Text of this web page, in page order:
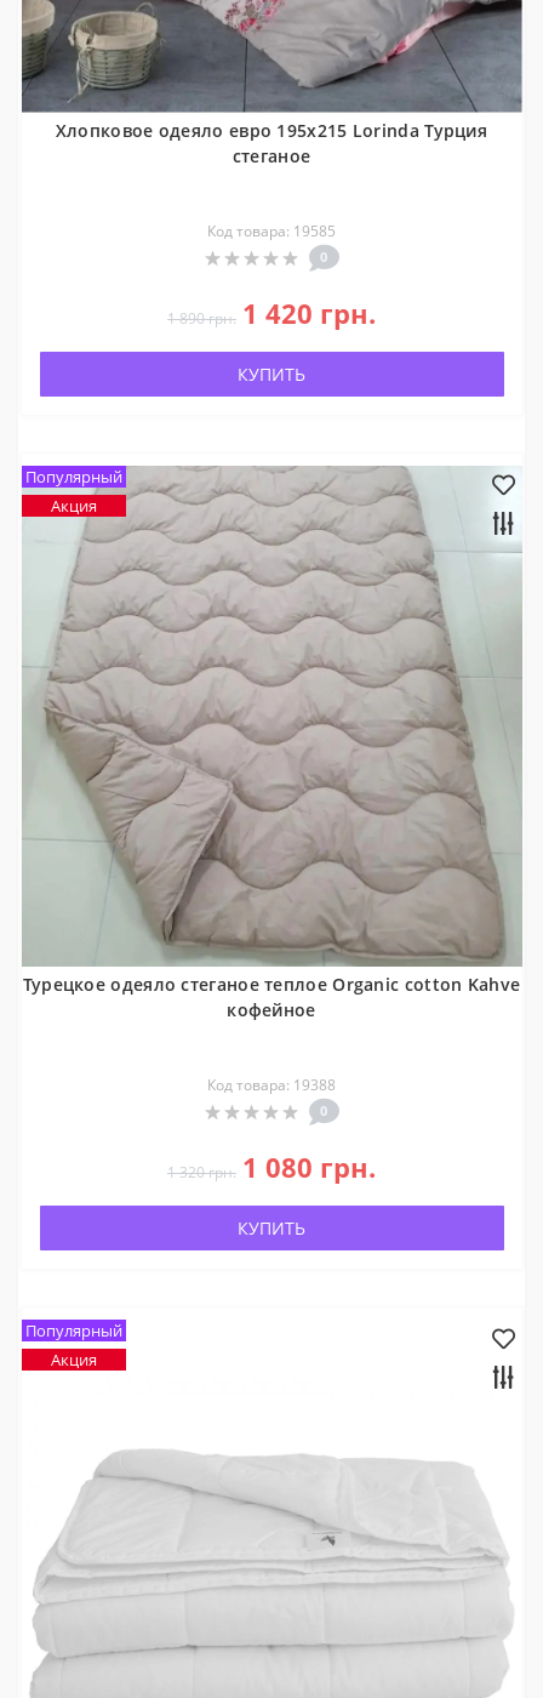
Хлопковое одеяло евро 195x215 Lorinda Турция
стеганое
Код товара: 19585
0
1 890 грн. 1 420 грн.
КУПИТЬ
Популярный
Акция
Турецкое одеяло стеганое теплое Organic cotton Kahve
кофейное
Код товара: 19388
0
1 320 грн. 1 080 грн.
КУПИТЬ
Популярный
Акция